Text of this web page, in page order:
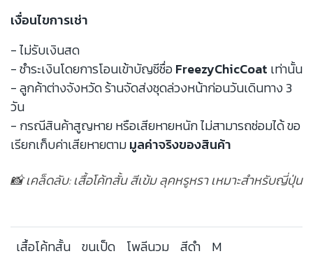
เงื่อนไขการเช่า
- ไม่รับเงินสด
- ชำระเงินโดยการโอนเข้าบัญชีชื่อFreezyChicCoat เท่านั้น
- ลูกค้าต่างจังหวัด ร้านจัดส่งชุดล่วงหน้าก่อนวันเดินทาง 3
วัน
- กรณีสินค้าสูญหาย หรือเสียหายหนัก ไม่สามารถซ่อมได้ ขอ
เรียกเก็บค่าเสียหายตามมูลค่าจริงของสินค้า
📸 เคล็ดลับ: เสื้อโค้ทสั้น สีเข้ม ลุคหรูหรา เหมาะสำหรับญี่ปุ่น
เสื้อโค้ทสั้น ขนเป็ด โพลีนวม สีดำ
M